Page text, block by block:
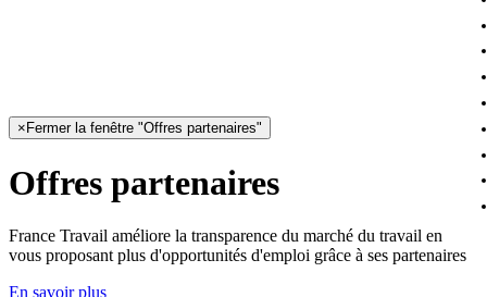
× Fermer la fenêtre "Offres partenaires"
Offres partenaires
France Travail améliore la transparence du marché du travail en
vous proposant plus d'opportunités d'emploi grâce à ses partenaires
En savoir plus